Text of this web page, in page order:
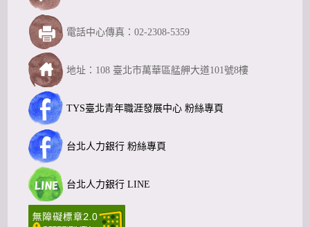
TYS臺北青年職涯發展中心 粉絲專頁
電話中心傳真：02-2308-5359
台北人力銀行 粉絲專頁
地址：108 臺北市萬華區艋舺大道101號8樓
台北人力銀行 LINE